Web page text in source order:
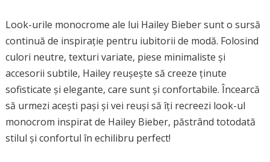
Look-urile monocrome ale lui Hailey Bieber sunt o sursă
continuă de inspirație pentru iubitorii de modă. Folosind
culori neutre, texturi variate, piese minimaliste și
accesorii subtile, Hailey reușește să creeze ținute
sofisticate și elegante, care sunt și confortabile. Încearcă
să urmezi acești pași și vei reuși să îți recreezi look-ul
monocrom inspirat de Hailey Bieber, păstrând totodată
stilul și confortul în echilibru perfect!